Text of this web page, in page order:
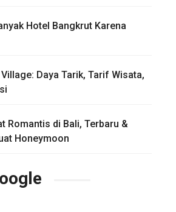
Hotel Bangkrut Karena
Daya Tarik, Tarif Wisata,
Romantis di Bali, Terbaru &
Honeymoon